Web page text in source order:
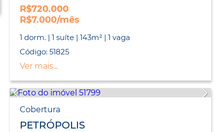
R$720.000
R$7.000/mês
1 dorm. | 1 suíte | 143m² | 1 vaga
Código: 51825
Ver mais...
Cobertura
PETRÓPOLIS